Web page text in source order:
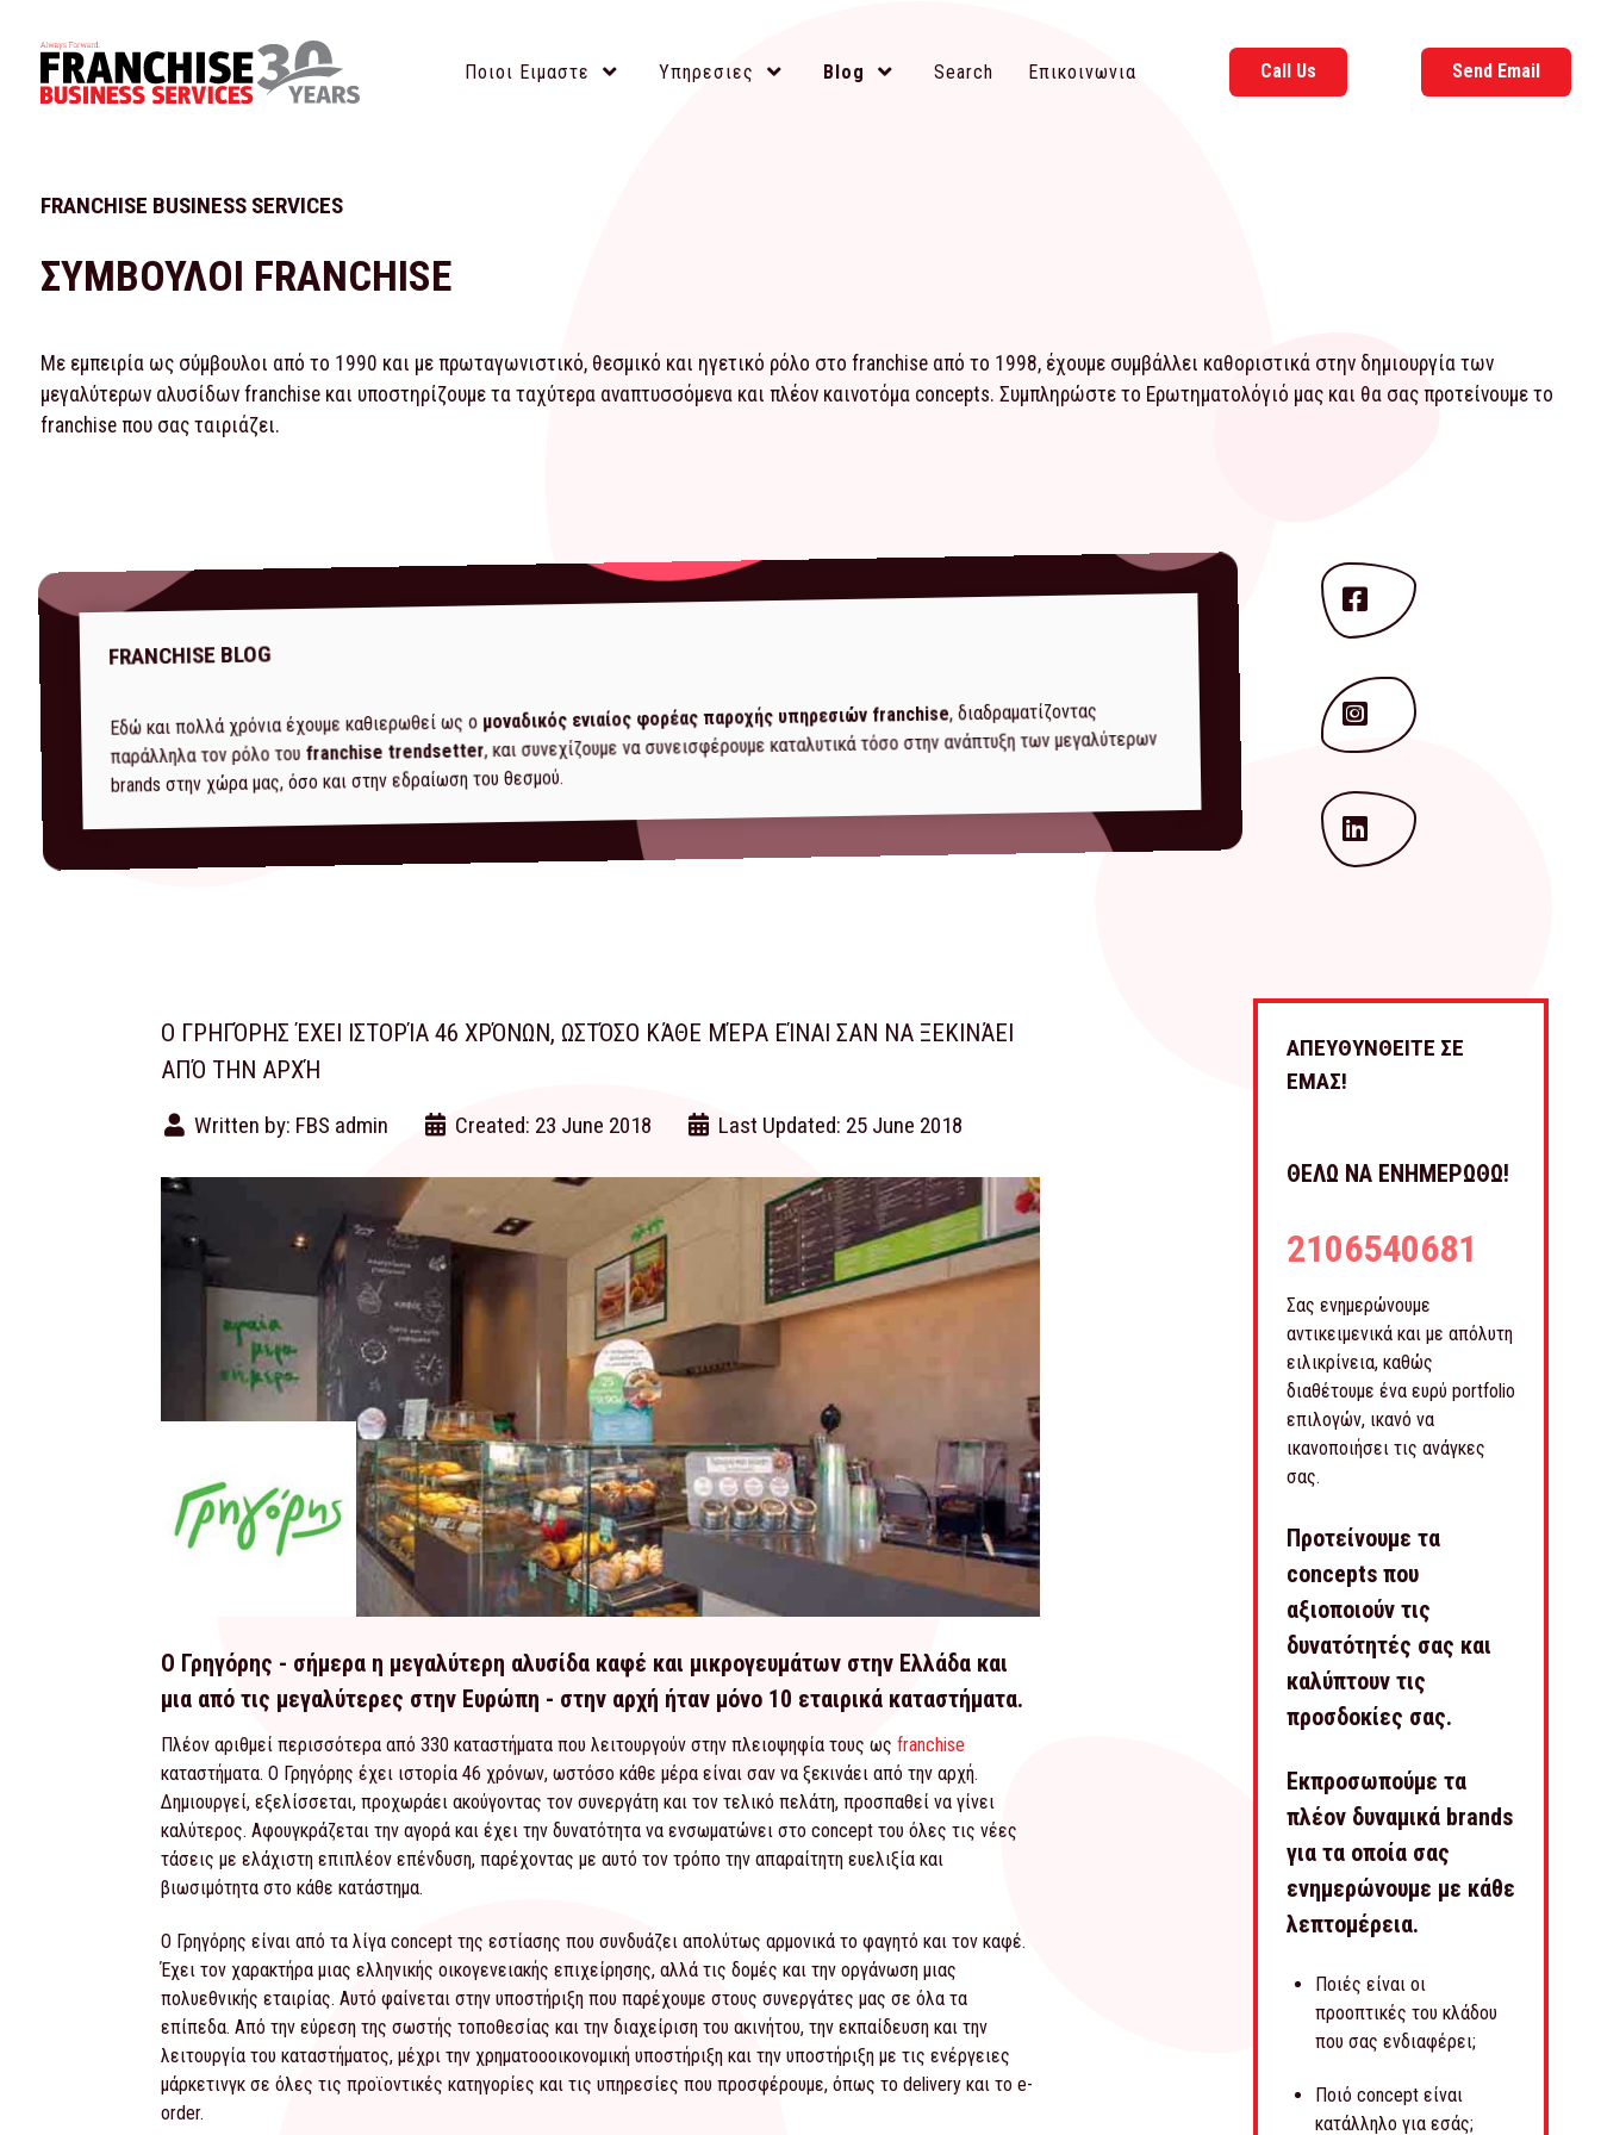
Ποιοι Ειμαστε Υπηρεσιες Blog Search Επικοινωνια Call Us Send Email
FRANCHISE BUSINESS SERVICES
ΣΥΜΒΟΥΛΟΙ FRANCHISE
Με εμπειρία ως σύμβουλοι από το 1990 και με πρωταγωνιστικό, θεσμικό και ηγετικό ρόλο στο franchise από το 1998, έχουμε συμβάλλει καθοριστικά στην δημιουργία των
μεγαλύτερων αλυσίδων franchise και υποστηρίζουμε τα ταχύτερα αναπτυσσόμενα και πλέον καινοτόμα concepts. Συμπληρώστε το Ερωτηματολόγιό μας και θα σας προτείνουμε το
franchise που σας ταιριάζει.
FRANCHISE BLOG
Εδώ και πολλά χρόνια έχουμε καθιερωθεί ως ο μοναδικός ενιαίος φορέας παροχής υπηρεσιών franchise, διαδραματίζοντας
παράλληλα τον ρόλο του franchise trendsetter, και συνεχίζουμε να συνεισφέρουμε καταλυτικά τόσο στην ανάπτυξη των μεγαλύτερων
brands στην χώρα μας, όσο και στην εδραίωση του θεσμού.
Ο ΓΡΗΓΌΡΗΣ ΈΧΕΙ ΙΣΤΟΡΊΑ 46 ΧΡΌΝΩΝ, ΩΣΤΌΣΟ ΚΆΘΕ ΜΈΡΑ ΕΊΝΑΙ ΣΑΝ ΝΑ ΞΕΚΙΝΆΕΙ
ΑΠΌ ΤΗΝ ΑΡΧΉ
Written by: FBS admin Created: 23 June 2018 Last Updated: 25 June 2018
Ο Γρηγόρης - σήμερα η μεγαλύτερη αλυσίδα καφέ και μικρογευμάτων στην Ελλάδα και
μια από τις μεγαλύτερες στην Ευρώπη - στην αρχή ήταν μόνο 10 εταιρικά καταστήματα.
Πλέον αριθμεί περισσότερα από 330 καταστήματα που λειτουργούν στην πλειοψηφία τους ως franchise
καταστήματα. Ο Γρηγόρης έχει ιστορία 46 χρόνων, ωστόσο κάθε μέρα είναι σαν να ξεκινάει από την αρχή.
Δημιουργεί, εξελίσσεται, προχωράει ακούγοντας τον συνεργάτη και τον τελικό πελάτη, προσπαθεί να γίνει
καλύτερος. Αφουγκράζεται την αγορά και έχει την δυνατότητα να ενσωματώνει στο concept του όλες τις νέες
τάσεις με ελάχιστη επιπλέον επένδυση, παρέχοντας με αυτό τον τρόπο την απαραίτητη ευελιξία και
βιωσιμότητα στο κάθε κατάστημα.
Ο Γρηγόρης είναι από τα λίγα concept της εστίασης που συνδυάζει απολύτως αρμονικά το φαγητό και τον καφέ.
Έχει τον χαρακτήρα μιας ελληνικής οικογενειακής επιχείρησης, αλλά τις δομές και την οργάνωση μιας
πολυεθνικής εταιρίας. Αυτό φαίνεται στην υποστήριξη που παρέχουμε στους συνεργάτες μας σε όλα τα
επίπεδα. Από την εύρεση της σωστής τοποθεσίας και την διαχείριση του ακινήτου, την εκπαίδευση και την
λειτουργία του καταστήματος, μέχρι την χρηματοοοικονομική υποστήριξη και την υποστήριξη με τις ενέργειες
μάρκετινγκ σε όλες τις προϊοντικές κατηγορίες και τις υπηρεσίες που προσφέρουμε, όπως το delivery και το e-
order.
ΑΠΕΥΘΥΝΘΕΙΤΕ ΣΕ
ΕΜΑΣ!
ΘΕΛΩ ΝΑ ΕΝΗΜΕΡΩΘΩ!
2106540681
Σας ενημερώνουμε
αντικειμενικά και με απόλυτη
ειλικρίνεια, καθώς
διαθέτουμε ένα ευρύ portfolio
επιλογών, ικανό να
ικανοποιήσει τις ανάγκες
σας.
Προτείνουμε τα
concepts που
αξιοποιούν τις
δυνατότητές σας και
καλύπτουν τις
προσδοκίες σας.
Εκπροσωπούμε τα
πλέον δυναμικά brands
για τα οποία σας
ενημερώνουμε με κάθε
λεπτομέρεια.
Ποιές είναι οι
προοπτικές του κλάδου
που σας ενδιαφέρει;
Ποιό concept είναι
κατάλληλο για εσάς;